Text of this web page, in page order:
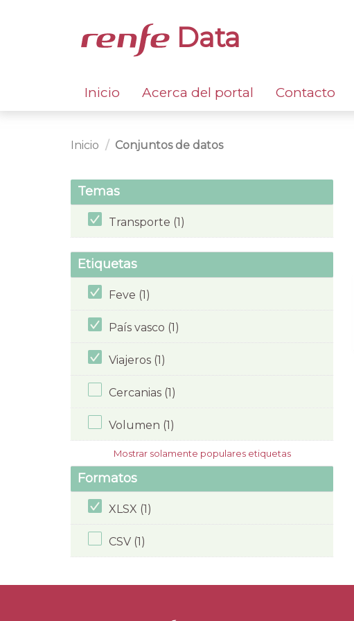
Data
Inicio Acerca del portal Contacto
Inicio Conjuntos de datos
Temas
Transporte (1)
Etiquetas
Feve (1)
País vasco (1)
Viajeros (1)
Cercanias (1)
Volumen (1)
Mostrar solamente populares etiquetas
Formatos
XLSX (1)
CSV (1)